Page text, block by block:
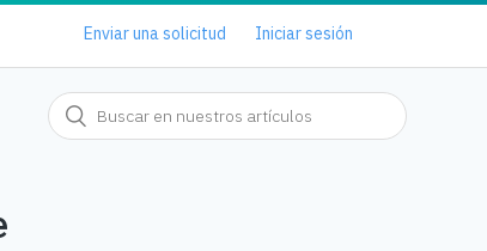
Enviar una solicitud Iniciar sesión